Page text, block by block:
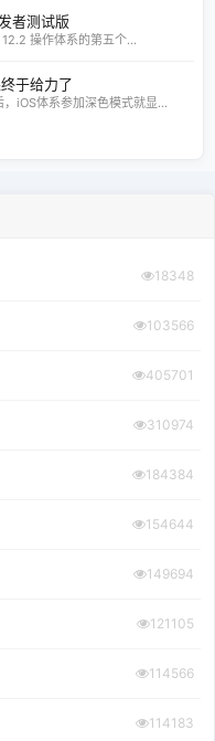
者测试版
操作体系的第五个...
于给力了
iOS体系参加深色模式就显...
18348
103566
405701
310974
184384
154644
149694
121105
114566
114183